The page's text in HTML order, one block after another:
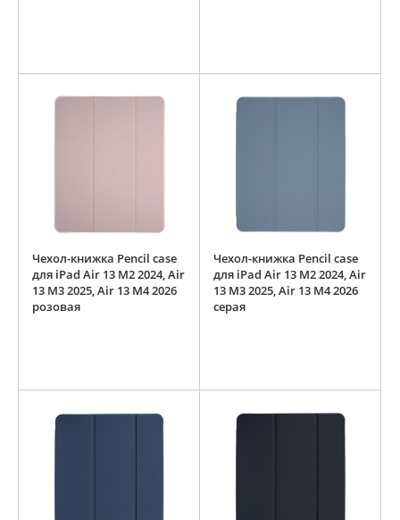
Чехол-книжка Pencil case
для iPad Air 13 M2 2024, Air
13 M3 2025, Air 13 M4 2026
розовая
Чехол-книжка Pencil case
для iPad Air 13 M2 2024, Air
13 M3 2025, Air 13 M4 2026
серая